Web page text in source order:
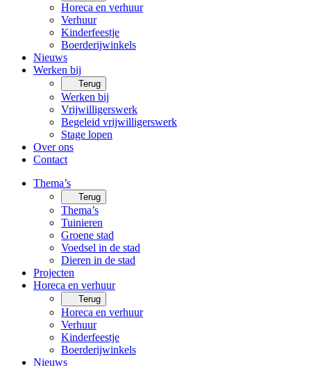
Horeca en verhuur
Verhuur
Kinderfeestje
Boerderijwinkels
Nieuws
Werken bij
Terug
Werken bij
Vrijwilligerswerk
Begeleid vrijwilligerswerk
Stage lopen
Over ons
Contact
Thema’s
Terug
Thema’s
Tuinieren
Groene stad
Voedsel in de stad
Dieren in de stad
Projecten
Horeca en verhuur
Terug
Horeca en verhuur
Verhuur
Kinderfeestje
Boerderijwinkels
Nieuws